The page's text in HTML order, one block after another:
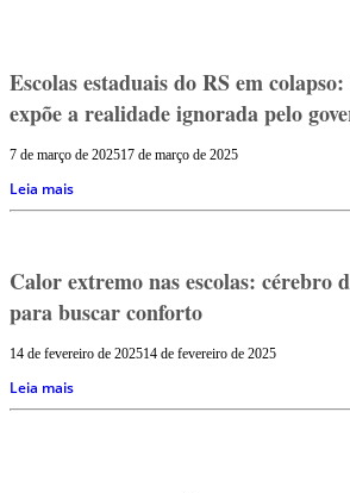
Escolas estaduais do RS em
expõe a realidade ignorada pelo
7 de março de 202517 de março de 2025
Leia mais
Calor extremo nas escolas: cérebro
para buscar conforto
14 de fevereiro de 202514 de fevereiro de 2025
Leia mais